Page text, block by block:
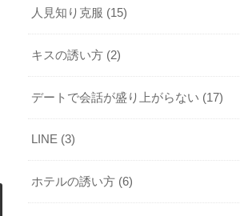
人見知り克服 (15)
キスの誘い方 (2)
デートで会話が盛り上がらない (17)
LINE (3)
ホテルの誘い方 (6)